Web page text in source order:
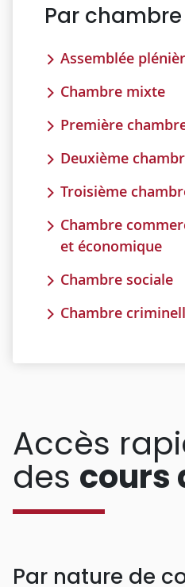
Par chambre
Assemblée
Chambre mixte
Première
Deuxième
Troisième
Chambre
et économique
Chambre sociale
Chambre
Accès
des cours
Par nature de